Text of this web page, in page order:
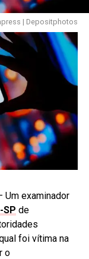
| Depositphotos
Um examinador
SP de
foi vítima na
o